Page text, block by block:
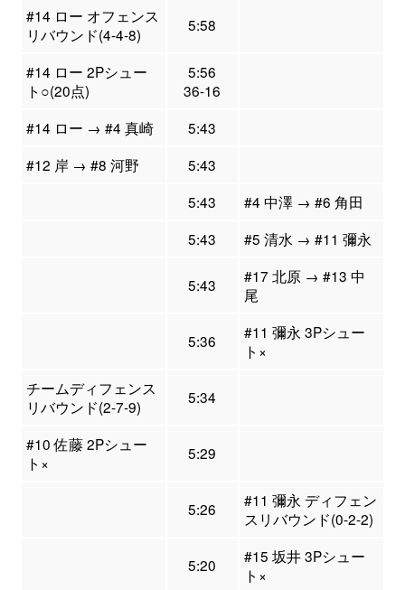
#14 ロー オフェンス
リバウンド(4-4-8)
5:58
#14 ロー 2Pシュー
ト○(20点)
5:56
36-16
#14 ロー → #4 真崎
5:43
#12 岸 → #8 河野
5:43
5:43
#4 中澤 → #6 角田
5:43
#5 清水 → #11 彌永
5:43
#17 北原 → #13 中
尾
5:36
#11 彌永 3Pシュー
ト×
チームディフェンス
リバウンド(2-7-9)
5:34
#10 佐藤 2Pシュー
ト×
5:29
5:26
#11 彌永 ディフェン
スリバウンド(0-2-2)
5:20
#15 坂井 3Pシュー
ト×